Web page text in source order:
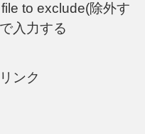
to exclude(除外す
入力する
ンク